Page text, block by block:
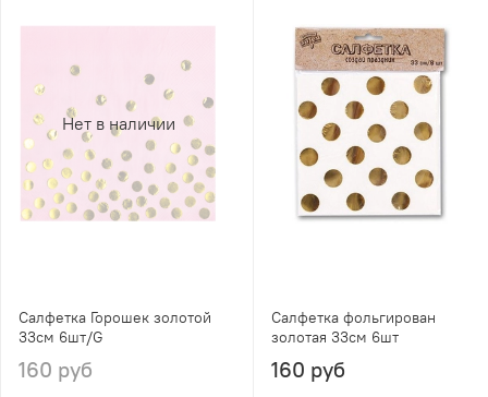
Нет в наличии
Салфетка Горошек золотой
33см 6шт/G
160 руб
Салфетка фольгирован
золотая 33см 6шт
160 руб